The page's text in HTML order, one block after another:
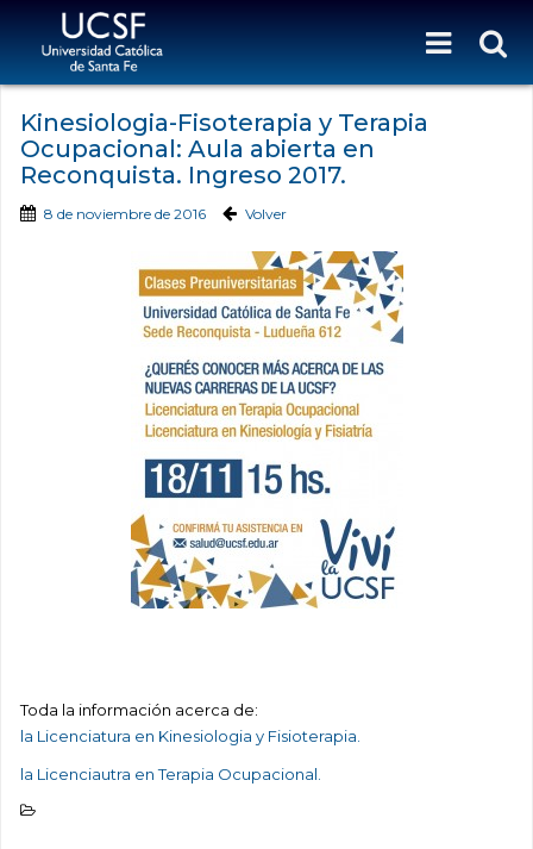
Kinesiologia-Fisoterapia y Terapia
Ocupacional: Aula abierta en
Reconquista. Ingreso 2017.
8 de noviembre de 2016 Volver
Toda la información acerca de:
la Licenciatura en Kinesiologia y Fisioterapia.
la Licenciautra en Terapia Ocupacional.